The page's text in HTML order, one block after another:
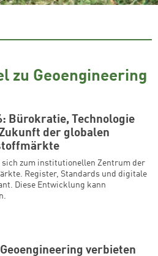
zu Geoengineering
Bürokratie, Technologie
der globalen
zum institutionellen Zentrum der
Register, Standards und digitale
Diese Entwicklung kann
verbieten